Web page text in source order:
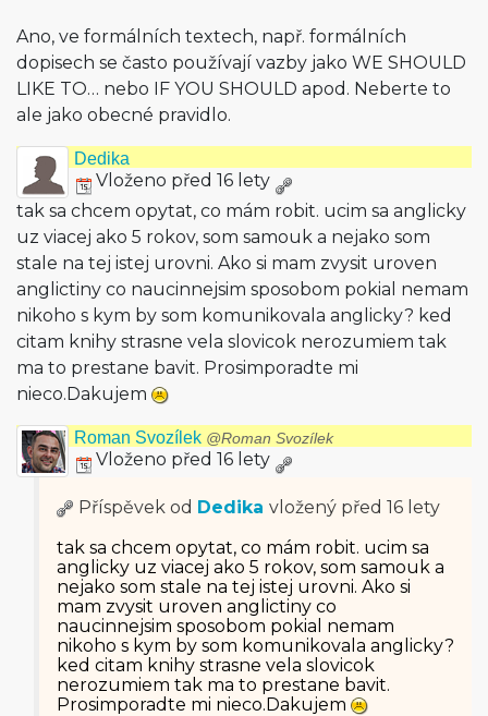
Ano, ve formálních textech, např. formálních
dopisech se často používají vazby jako WE SHOULD
LIKE TO… nebo IF YOU SHOULD apod. Neberte to
ale jako obecné pravidlo.
Dedika
Vloženo před 16 lety
tak sa chcem opytat, co mám robit. ucim sa anglicky
uz viacej ako 5 rokov, som samouk a nejako som
stale na tej istej urovni. Ako si mam zvysit uroven
anglictiny co naucinnejsim sposobom pokial nemam
nikoho s kym by som komunikovala anglicky? ked
citam knihy strasne vela slovicok nerozumiem tak
ma to prestane bavit. Prosimporadte mi
nieco.Dakujem
Roman Svozílek @Roman Svozílek
Vloženo před 16 lety
Příspěvek od Dedika vložený před 16 lety
tak sa chcem opytat, co mám robit. ucim sa
anglicky uz viacej ako 5 rokov, som samouk a
nejako som stale na tej istej urovni. Ako si
mam zvysit uroven anglictiny co
naucinnejsim sposobom pokial nemam
nikoho s kym by som komunikovala anglicky?
ked citam knihy strasne vela slovicok
nerozumiem tak ma to prestane bavit.
Prosimporadte mi nieco.Dakujem